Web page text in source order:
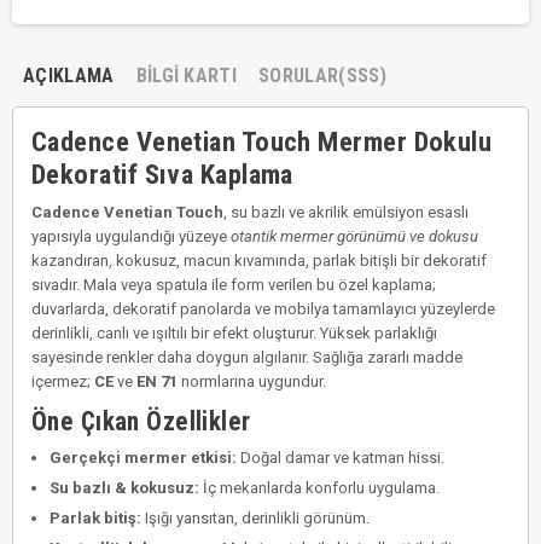
AÇIKLAMA BILGI KARTI SORULAR(SSS)
Cadence Venetian Touch Mermer Dokulu
Dekoratif Sıva Kaplama
Cadence Venetian Touch , su bazlı ve akrilik emülsiyon esaslı
yapısıyla uygulandığı yüzeye otantik mermer görünümü ve dokusu
kazandıran, kokusuz, macun kıvamında, parlak bitişli bir dekoratif
sıvadır. Mala veya spatula ile form verilen bu özel kaplama;
duvarlarda, dekoratif panolarda ve mobilya tamamlayıcı yüzeylerde
derinlikli, canlı ve ışıltılı bir efekt oluşturur. Yüksek parlaklığı
sayesinde renkler daha doygun algılanır. Sağlığa zararlı madde
içermez; CE ve EN 71 normlarına uygundur.
Öne Çıkan Özellikler
Gerçekçi mermer etkisi: Doğal damar ve katman hissi.
Su bazlı & kokusuz: İç mekanlarda konforlu uygulama.
Parlak bitiş: Işığı yansıtan, derinlikli görünüm.